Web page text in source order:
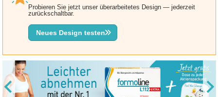
Probieren Sie jetzt unser überarbeitetes Design — jederzeit
zurückschaltbar.
Neues Design testen